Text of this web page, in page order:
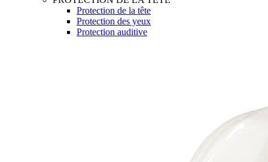
Protection de la tête
Protection des yeux
Protection auditive